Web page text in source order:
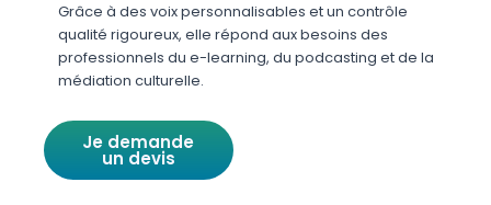
Grâce à des voix personnalisables et un contrôle
qualité rigoureux, elle répond aux besoins des
professionnels du e-learning, du podcasting et de la
médiation culturelle.
Je demande
un devis